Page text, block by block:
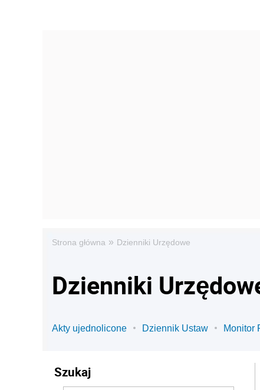
Strona główna » Dzienniki Urzędowe
Dzienniki
Akty ujednolicone Dziennik Ustaw Monitor
Szukaj